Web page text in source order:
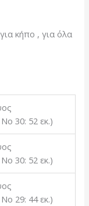
για κήπο , για όλα
30: 52 εκ.)
30: 52 εκ.)
29: 44 εκ.)